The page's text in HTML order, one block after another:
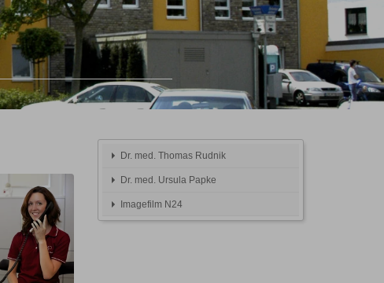
Dr. med. Thomas Rudnik
Dr. med. Ursula Papke
Imagefilm N24